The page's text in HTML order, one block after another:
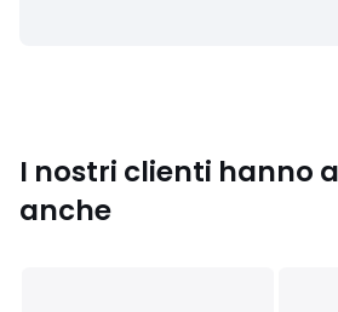
I nostri clienti hanno
anche